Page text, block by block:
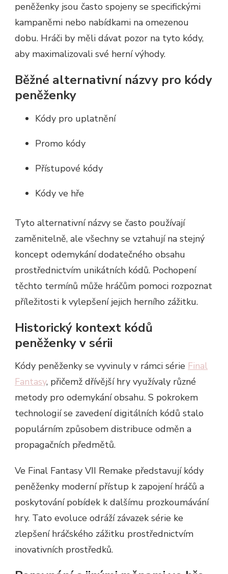
peněženky jsou často spojeny se specifickými
kampaněmi nebo nabídkami na omezenou
dobu. Hráči by měli dávat pozor na tyto kódy,
aby maximalizovali své herní výhody.
Běžné alternativní názvy pro kódy
peněženky
Kódy pro uplatnění
Promo kódy
Přístupové kódy
Kódy ve hře
Tyto alternativní názvy se často používají
zaměnitelně, ale všechny se vztahují na stejný
koncept odemykání dodatečného obsahu
prostřednictvím unikátních kódů. Pochopení
těchto termínů může hráčům pomoci rozpoznat
příležitosti k vylepšení jejich herního zážitku.
Historický kontext kódů
peněženky v sérii
Kódy peněženky se vyvinuly v rámci série Final
Fantasy, přičemž dřívější hry využívaly různé
metody pro odemykání obsahu. S pokrokem
technologií se zavedení digitálních kódů stalo
populárním způsobem distribuce odměn a
propagačních předmětů.
Ve Final Fantasy VII Remake představují kódy
peněženky moderní přístup k zapojení hráčů a
poskytování pobídek k dalšímu prozkoumávání
hry. Tato evoluce odráží závazek série ke
zlepšení hráčského zážitku prostřednictvím
inovativních prostředků.